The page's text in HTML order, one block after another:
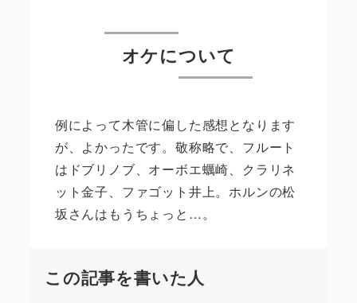
オケについて
例によって木管に偏した感想となります
が、よかったです。敬称略で、フルート
はドブリノブ、オーボエ蠣崎、クラリネ
ット金子、ファゴット井上。ホルンの松
坂さんはもうちょっと…。
この記事を書いた人